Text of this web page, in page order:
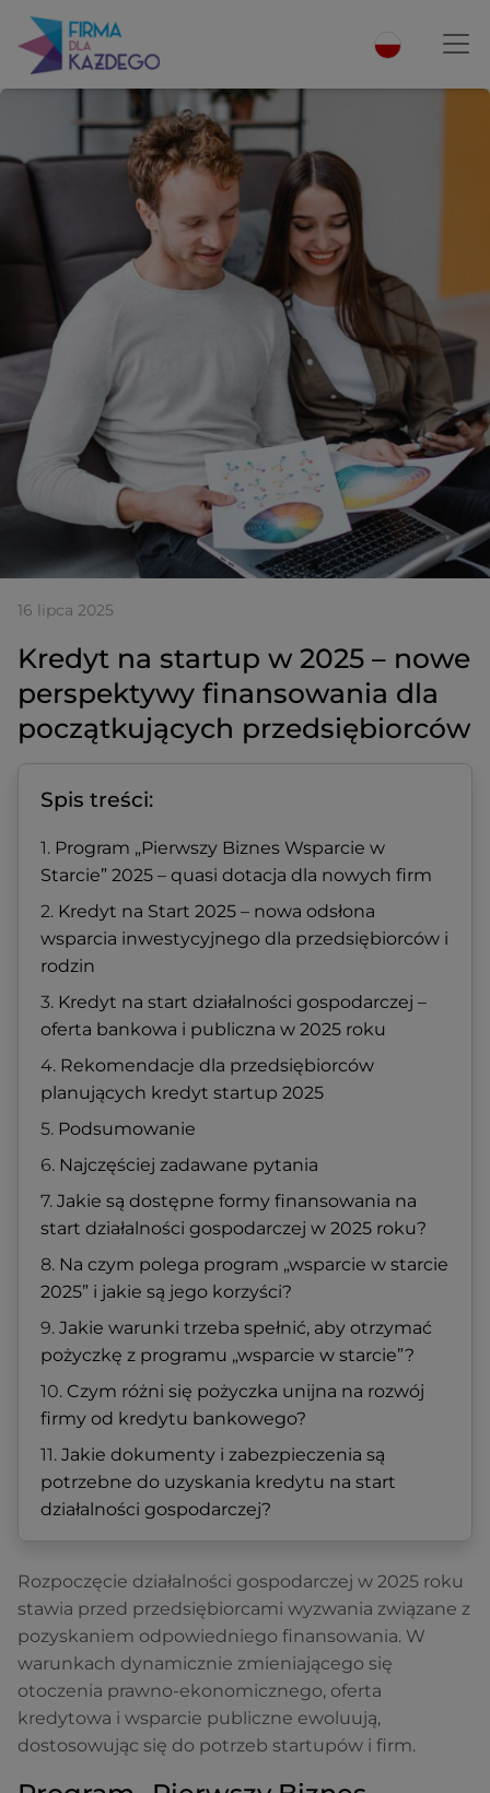
16 lipca 2025
Kredyt na startup w 2025 – nowe
perspektywy finansowania dla
początkujących przedsiębiorców
Spis treści:
Program „Pierwszy Biznes Wsparcie w
Starcie” 2025 – quasi dotacja dla nowych firm
Kredyt na Start 2025 – nowa odsłona
wsparcia inwestycyjnego dla przedsiębiorców i
rodzin
Kredyt na start działalności gospodarczej –
oferta bankowa i publiczna w 2025 roku
Rekomendacje dla przedsiębiorców
planujących kredyt startup 2025
Podsumowanie
Najczęściej zadawane pytania
Jakie są dostępne formy finansowania na
start działalności gospodarczej w 2025 roku?
Na czym polega program „wsparcie w starcie
2025” i jakie są jego korzyści?
Jakie warunki trzeba spełnić, aby otrzymać
pożyczkę z programu „wsparcie w starcie”?
Czym różni się pożyczka unijna na rozwój
firmy od kredytu bankowego?
Jakie dokumenty i zabezpieczenia są
potrzebne do uzyskania kredytu na start
działalności gospodarczej?
Rozpoczęcie działalności gospodarczej w 2025 roku
stawia przed przedsiębiorcami wyzwania związane z
pozyskaniem odpowiedniego finansowania. W
warunkach dynamicznie zmieniającego się
otoczenia prawno-ekonomicznego, oferta
kredytowa i wsparcie publiczne ewoluują,
dostosowując się do potrzeb startupów i firm.